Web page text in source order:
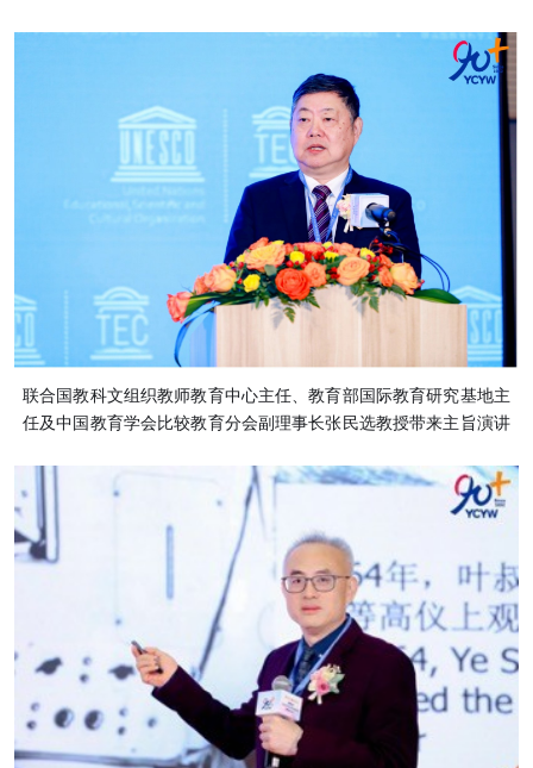
联合国教科文组织教师教育中心主任、教育部国际教育研究基地主
任及中国教育学会比较教育分会副理事长张民选教授带来主旨演讲